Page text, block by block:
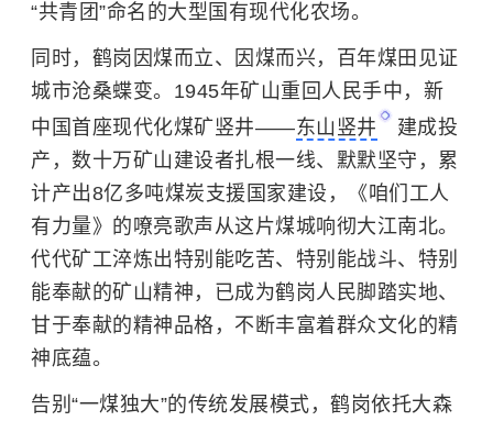
“共青团”命名的大型国有现代化农场。
同时，鹤岗因煤而立、因煤而兴，百年煤田见证
城市沧桑蝶变。1945年矿山重回人民手中，新
中国首座现代化煤矿竖井——东山竖井
建成投
产，数十万矿山建设者扎根一线、默默坚守，累
计产出8亿多吨煤炭支援国家建设，《咱们工人
有力量》的嘹亮歌声从这片煤城响彻大江南北。
代代矿工淬炼出特别能吃苦、特别能战斗、特别
能奉献的矿山精神，已成为鹤岗人民脚踏实地、
甘于奉献的精神品格，不断丰富着群众文化的精
神底蕴。
告别“一煤独大”的传统发展模式，鹤岗依托大森